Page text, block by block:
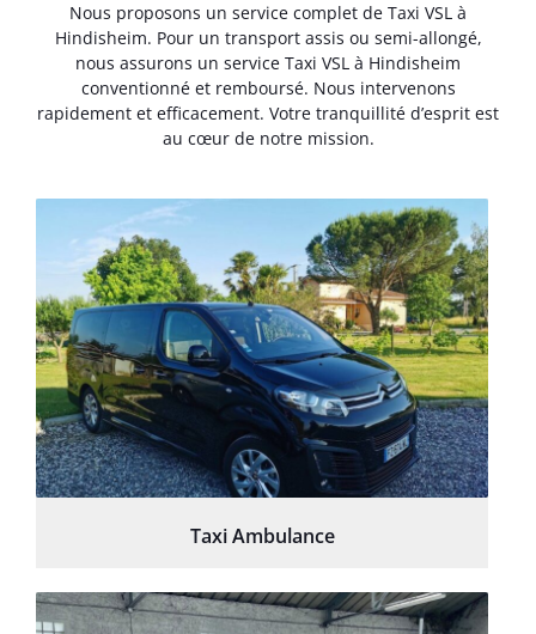
Nous proposons un service complet de Taxi VSL à
Hindisheim. Pour un transport assis ou semi-allongé,
nous assurons un service Taxi VSL à Hindisheim
conventionné et remboursé. Nous intervenons
rapidement et efficacement. Votre tranquillité d’esprit est
au cœur de notre mission.
Taxi Ambulance